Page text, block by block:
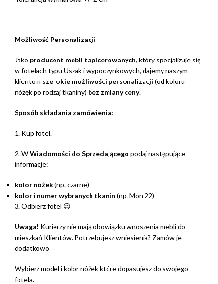
Możliwość Personalizacji
Jako producent mebli tapicerowanych,który specjalizuje się
w fotelach typu Uszak i wypoczynkowych, dajemy naszym
klientom szerokie możliwości personalizacji (od koloru
nóżęk po rodzaj tkaniny) bez zmiany ceny.
Sposób składania zamówienia:
1. Kup fotel.
2. WWiadomości do Sprzedającego podaj następujące
informacje:
kolor nóżek(np. czarne)
kolor i numer wybranych tkanin (np. Mon 22)
3. Odbierz fotel 😉
Uwaga! Kurierzy nie mają obowiązku wnoszenia mebli do
mieszkań Klientów. Potrzebujesz wniesienia? Zamów je
dodatkowo
Wybierz model i kolor nóżek które dopasujesz do swojego
fotela.